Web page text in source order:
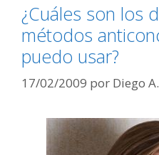
¿Cuáles son los
métodos
puedo usar?
17/02/2009 por Diego